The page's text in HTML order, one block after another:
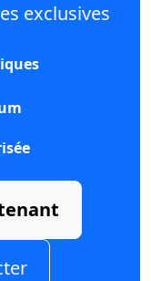
exclusives